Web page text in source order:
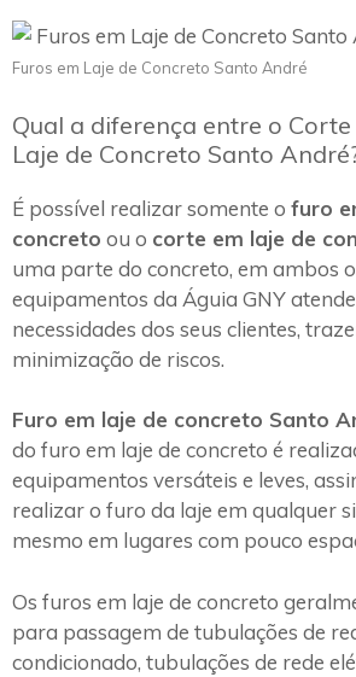
Furos em Laje de Concreto Santo André
Qual a diferença entre o
Laje de Concreto Santo
É possível realizar somente o furo
concreto ou o corte em laje de
uma parte do concreto, em ambos
equipamentos da Águia GNY
necessidades dos seus clientes,
minimização de riscos.
Furo em laje de concreto Santo
do furo em laje de concreto é
equipamentos versáteis e leves,
realizar o furo da laje em qualquer
mesmo em lugares com pouco
Os furos em laje de concreto
para passagem de tubulações de
condicionado, tubulações de rede